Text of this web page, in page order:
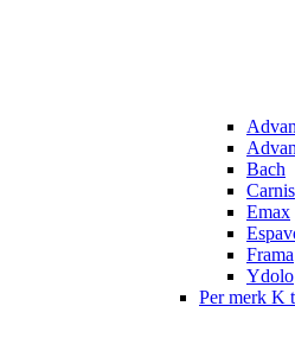
Bach
Carnis
Emax
Frama
Ydolo
Per merk K